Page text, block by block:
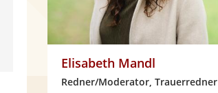
Elisabeth Mandl
Redner/Moderator, Trauerredner